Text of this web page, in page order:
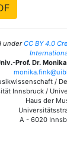
underCC BY 4.0
Prof. Dr.
/
Innsbruck /
Haus der
A - 6020